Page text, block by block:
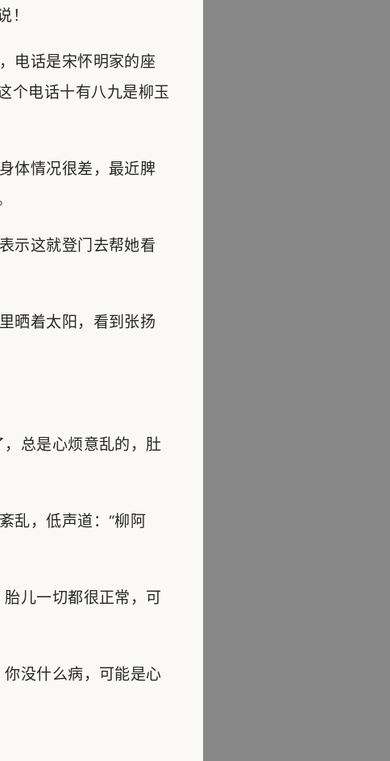
！
电话是宋怀明家的座
个电话十有八九是柳玉
体情况很差，最近脾
示这就登门去帮她看
晒着太阳，看到张扬
总是心烦意乱的，肚
乱，低声道：“柳阿
儿一切都很正常，可
没什么病，可能是心